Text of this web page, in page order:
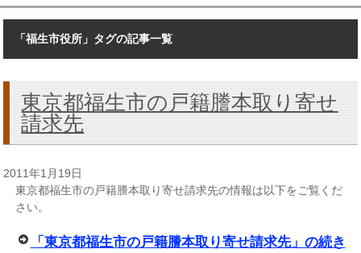
「福生市役所」タグの記事一覧
東京都福生市の戸籍謄本取り寄せ
請求先
2011年1月19日
東京都福生市の戸籍謄本取り寄せ請求先の情報は以下をご覧くだ
さい。
「東京都福生市の戸籍謄本取り寄せ請求先」の続き